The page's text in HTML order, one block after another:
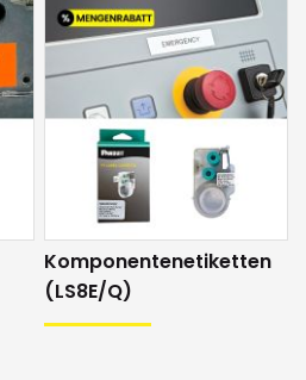
ausschliesslich mit dem
bedruckt werden.
4.8, 7.6, 25.4
haben die Gelegenheit,
Schriftbandkassetten durch
Komponentenetiketten
(LS8E/Q)